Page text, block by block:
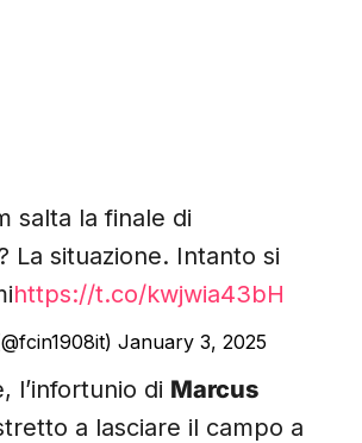
salta la finale di
La situazione. Intanto si
https://t.co/kwjwia43bH
January 3, 2025
l’infortunio di Marcus
a lasciare il campo a